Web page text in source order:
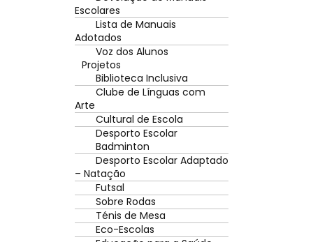
Escolares
Lista de Manuais
Adotados
Voz dos Alunos
Projetos
Biblioteca Inclusiva
Clube de Línguas com
Arte
Cultural de Escola
Desporto Escolar
Badminton
Desporto Escolar Adaptado
– Natação
Futsal
Sobre Rodas
Ténis de Mesa
Eco-Escolas